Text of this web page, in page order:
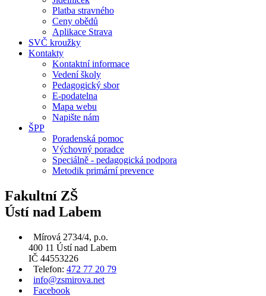
Platba stravného
Ceny obědů
Aplikace Strava
SVČ kroužky
Kontakty
Kontaktní informace
Vedení školy
Pedagogický sbor
E-podatelna
Mapa webu
Napište nám
ŠPP
Poradenská pomoc
Výchovný poradce
Speciálně - pedagogická podpora
Metodik primární prevence
Fakultní ZŠ
Ústí nad Labem
Mírová 2734/4, p.o.
400 11 Ústí nad Labem
IČ 44553226
Telefon: 472 77 20 79
info@zsmirova.net
Facebook